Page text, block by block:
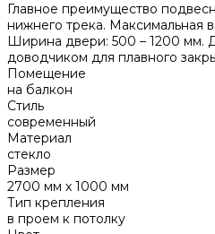
Главное преимущество
нижнего трека. Максимальная
Ширина двери: 500 – 1200 мм.
доводчиком для плавного
Помещение
на балкон
Стиль
современный
Материал
стекло
Размер
2700 мм х 1000 мм
Тип крепления
в проем к потолку